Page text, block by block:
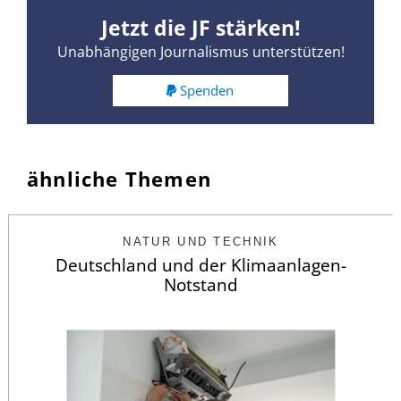
Jetzt die JF stärken!
Unabhängigen Journalismus unterstützen!
Spenden
ähnliche Themen
NATUR UND TECHNIK
Deutschland und der Klimaanlagen-
Notstand